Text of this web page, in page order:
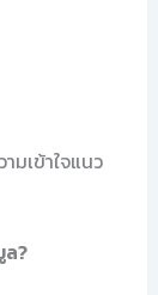
มเข้าใจแนว
ล?